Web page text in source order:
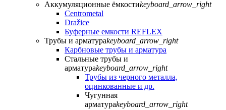
Аккумуляционные ёмкостиkeyboard_arrow_right
Centrometal
Dražice
Буферные емкости REFLEX
Трубы и арматураkeyboard_arrow_right
Карбновые трубы и арматура
Стальные трубы и
арматураkeyboard_arrow_right
Трубы из черного металла,
оцинкованные и др.
Чугунная
арматураkeyboard_arrow_right